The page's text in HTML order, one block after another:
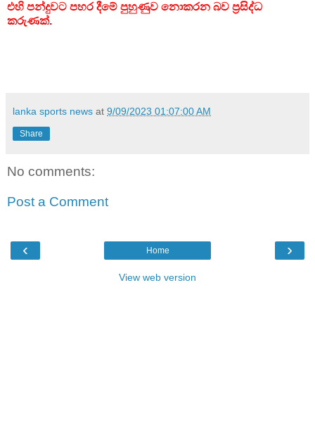
එහි පන්දුවට පහර දීමේ පුහුණුව නොකරන බව ප්‍රසිද්ධ
කරුණක්.
lanka sports news at 9/09/2023 01:07:00 AM
Share
No comments:
Post a Comment
‹ ›
Home
View web version